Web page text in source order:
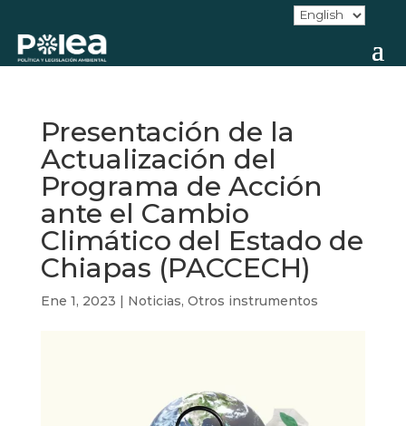
Presentación de la
Actualización del
Programa de Acción
ante el Cambio
Climático del Estado de
Chiapas (PACCECH)
Ene 1, 2023 | Noticias, Otros instrumentos